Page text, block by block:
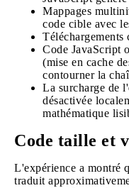
Mappages
code cible avec
Code JavaScript
(mise en cache
contourner la
La surcharge de
désactivée
mathématique
Code taille et
L'expérience a montré
traduit